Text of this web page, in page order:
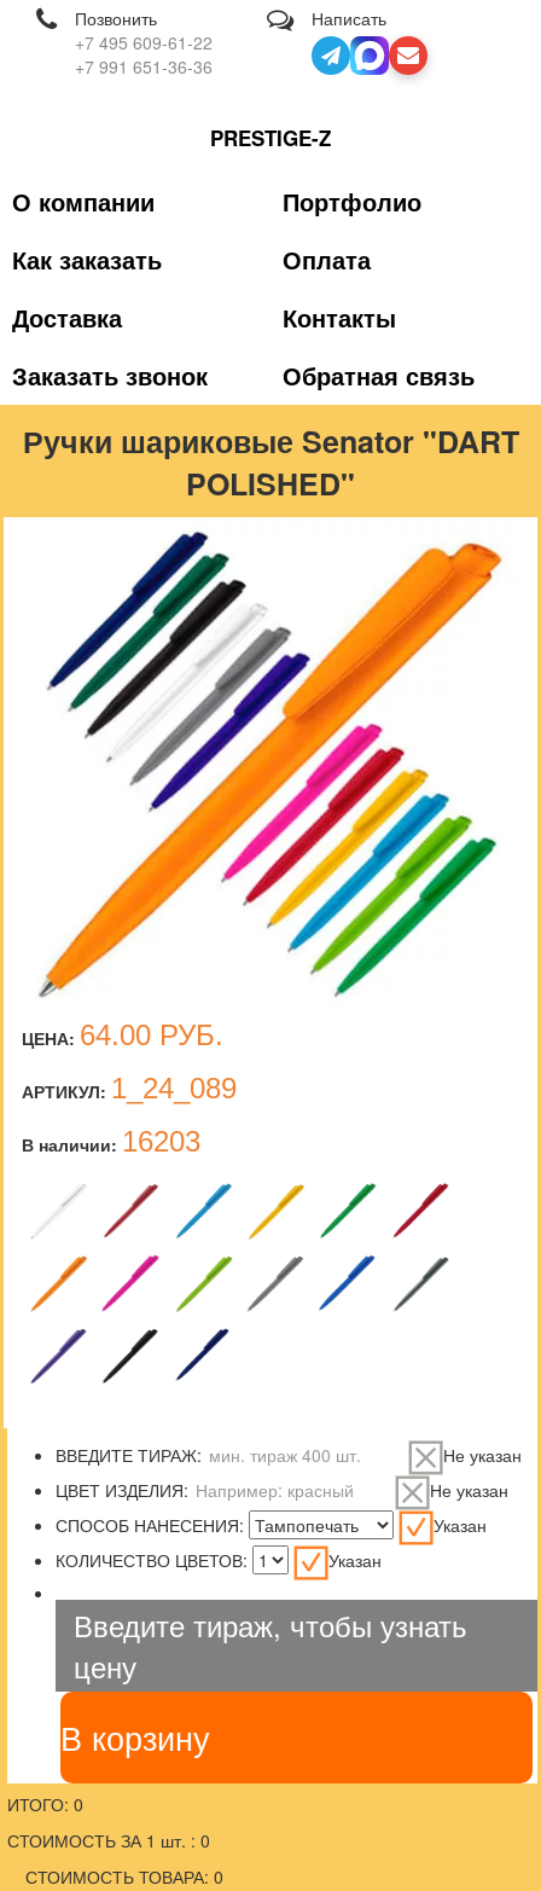
Позвонить
+7 495 609-61-22
+7 991 651-36-36
Написать
PRESTIGE-Z
О компании
Портфолио
Как заказать
Оплата
Доставка
Контакты
Заказать звонок
Обратная связь
Ручки шариковые Senator "DART
POLISHED"
ЦЕНА: 64.00 РУБ.
АРТИКУЛ: 1_24_089
В наличии: 16203
ВВЕДИТЕ ТИРАЖ:
Не указан
ЦВЕТ ИЗДЕЛИЯ:
Не указан
СПОСОБ НАНЕСЕНИЯ:
Указан
КОЛИЧЕСТВО ЦВЕТОВ:
Указан
Введите тираж, чтобы узнать
цену
В корзину
ИТОГО: 0
СТОИМОСТЬ ЗА 1 шт. : 0
СТОИМОСТЬ ТОВАРА: 0